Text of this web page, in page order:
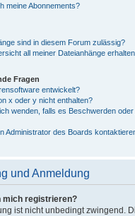
meine Abonnements?
sind in diesem Forum zulässig?
all meiner Dateianhänge
Fragen
entwickelt?
x oder y nicht enthalten?
wenden, falls es Beschwerden
Administrator des Boards
und Anmeldung
mich registrieren?
ist nicht unbedingt zwingend.